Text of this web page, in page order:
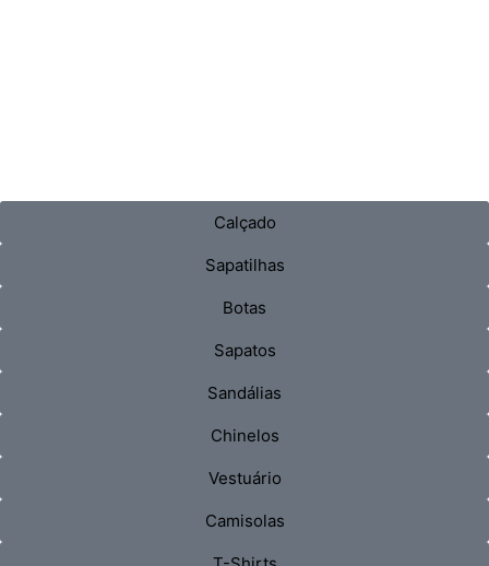
Calçado
Sapatilhas
Botas
Sapatos
Sandálias
Chinelos
Vestuário
Camisolas